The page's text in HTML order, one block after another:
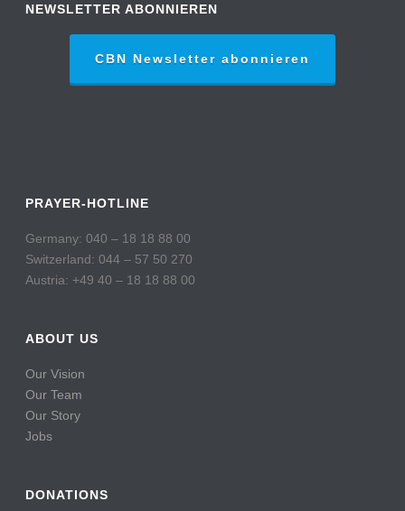
NEWSLETTER ABONNIEREN
CBN Newsletter abonnieren
PRAYER-HOTLINE
Germany: 040 – 18 18 88 00
Switzerland: 044 – 57 50 270
Austria: +49 40 – 18 18 88 00
ABOUT US
Our Vision
Our Team
Our Story
Jobs
DONATIONS